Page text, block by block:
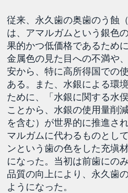
従来、永久歯の奥歯のう蝕
は、アマルガムという銀色
果的かつ低価格であるため
金属色の見た目への不満や
安から、特に高所得国での
ある。また、水銀による環
ために、「水銀に関する水
ことから、水銀の使用量削
を含む）が世界的に推進さ
マルガムに代わるものとし
ンという歯の色をした充塡
になった。当初は前歯にの
品質の向上により、永久歯
ようになった。